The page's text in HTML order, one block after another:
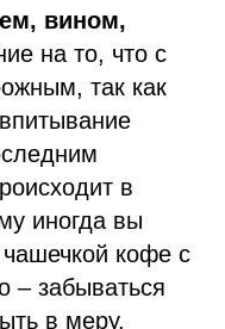
вином,
на то, что с
так как
в
иногда вы
кофе с
– забываться
в меру.